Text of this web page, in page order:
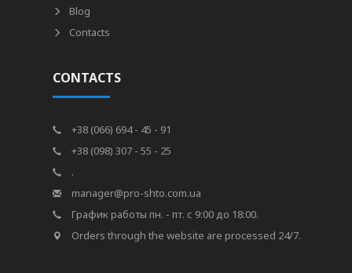
Blog
Contacts
CONTACTS
+38 (066) 694 - 45 - 91
+38 (098) 307 - 55 - 25
.
manager@pro-shto.com.ua
График работы пн. - пт. с 9:00 до 18:00.
Orders through the website are processed 24/7.